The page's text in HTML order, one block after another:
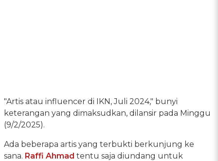
"Artis atau influencer di IKN, Juli 2024," bunyi
keterangan yang dimaksudkan, dilansir pada Minggu
(9/2/2025).
Ada beberapa artis yang terbukti berkunjung ke
sana. Raffi Ahmad tentu saja diundang untuk